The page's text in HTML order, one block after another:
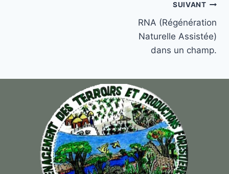
SUIVANT
RNA (Régénération
Naturelle Assistée)
dans un champ.